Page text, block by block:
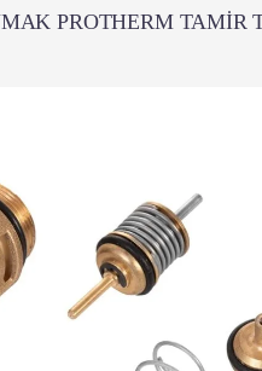
PROTHERM TAMİR